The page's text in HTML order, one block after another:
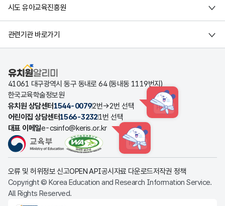
시도 유아교육진흥원
관련기관 바로가기
유치원알리미
41061 대구광역시 동구 동내로 64 (동내동 1119번지)
한국교육학술정보원
유치원 상담센터 1544-00792번→2번 선택 HINT
어린이집 상담센터1566-32321번 선택
대표 이메일e-csinfo@keris.or.kr
HINT
오류 및 허위정보 신고OPEN API공시자료 다운로드저작권 정책
Copyright © Korea Education and Research Information Service.
All Rights Reserved.